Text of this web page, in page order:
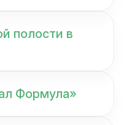
полости в
Формула»